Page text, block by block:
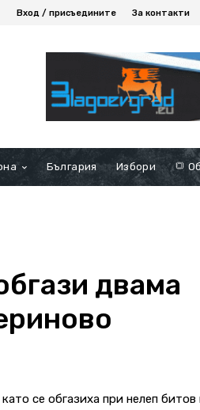
Вход / присъедините За контакти
България Избори
двама
се обгазиха при нелеп